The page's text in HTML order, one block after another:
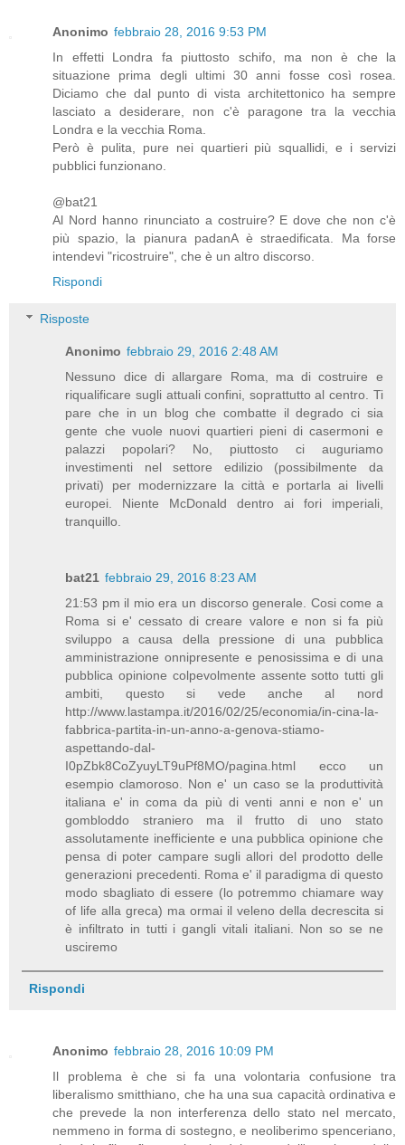
Anonimo febbraio 28, 2016 9:53 PM
In effetti Londra fa piuttosto schifo, ma non è che la
situazione prima degli ultimi 30 anni fosse così rosea.
Diciamo che dal punto di vista architettonico ha sempre
lasciato a desiderare, non c'è paragone tra la vecchia
Londra e la vecchia Roma.
Però è pulita, pure nei quartieri più squallidi, e i servizi
pubblici funzionano.
@bat21
Al Nord hanno rinunciato a costruire? E dove che non c'è
più spazio, la pianura padanA è straedificata. Ma forse
intendevi "ricostruire", che è un altro discorso.
Rispondi
Risposte
Anonimo febbraio 29, 2016 2:48 AM
Nessuno dice di allargare Roma, ma di costruire e
riqualificare sugli attuali confini, soprattutto al centro. Ti
pare che in un blog che combatte il degrado ci sia
gente che vuole nuovi quartieri pieni di casermoni e
palazzi popolari? No, piuttosto ci auguriamo
investimenti nel settore edilizio (possibilmente da
privati) per modernizzare la città e portarla ai livelli
europei. Niente McDonald dentro ai fori imperiali,
tranquillo.
bat21 febbraio 29, 2016 8:23 AM
21:53 pm il mio era un discorso generale. Cosi come a
Roma si e' cessato di creare valore e non si fa più
sviluppo a causa della pressione di una pubblica
amministrazione onnipresente e penosissima e di una
pubblica opinione colpevolmente assente sotto tutti gli
ambiti, questo si vede anche al nord
http://www.lastampa.it/2016/02/25/economia/in-cina-la-
fabbrica-partita-in-un-anno-a-genova-stiamo-
aspettando-dal-
I0pZbk8CoZyuyLT9uPf8MO/pagina.html ecco un
esempio clamoroso. Non e' un caso se la produttività
italiana e' in coma da più di venti anni e non e' un
gombloddo straniero ma il frutto di uno stato
assolutamente inefficiente e una pubblica opinione che
pensa di poter campare sugli allori del prodotto delle
generazioni precedenti. Roma e' il paradigma di questo
modo sbagliato di essere (lo potremmo chiamare way
of life alla greca) ma ormai il veleno della decrescita si
è infiltrato in tutti i gangli vitali italiani. Non so se ne
usciremo
Rispondi
Anonimo febbraio 28, 2016 10:09 PM
Il problema è che si fa una volontaria confusione tra
liberalismo smitthiano, che ha una sua capacità ordinativa e
che prevede la non interferenza dello stato nel mercato,
nemmeno in forma di sostegno, e neoliberimo spenceriano,